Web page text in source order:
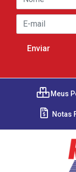
Meus
Notas